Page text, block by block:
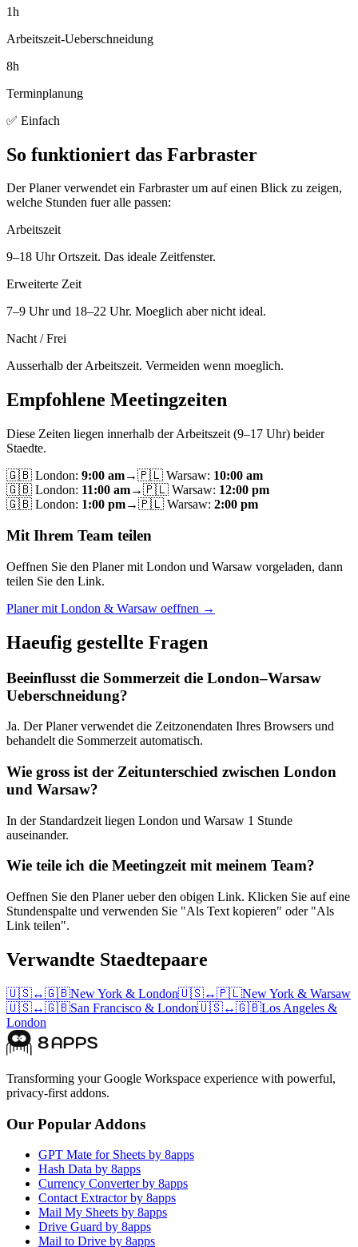
1h
Arbeitszeit-Ueberschneidung
8h
Terminplanung
✅ Einfach
So funktioniert das Farbraster
Der Planer verwendet ein Farbraster um auf einen Blick zu zeigen,
welche Stunden fuer alle passen:
Arbeitszeit
9–18 Uhr Ortszeit. Das ideale Zeitfenster.
Erweiterte Zeit
7–9 Uhr und 18–22 Uhr. Moeglich aber nicht ideal.
Nacht / Frei
Ausserhalb der Arbeitszeit. Vermeiden wenn moeglich.
Empfohlene Meetingzeiten
Diese Zeiten liegen innerhalb der Arbeitszeit (9–17 Uhr) beider
Staedte.
🇬🇧 London: 9:00 am→🇵🇱 Warsaw: 10:00 am
🇬🇧 London: 11:00 am→🇵🇱 Warsaw: 12:00 pm
🇬🇧 London: 1:00 pm→🇵🇱 Warsaw: 2:00 pm
Mit Ihrem Team teilen
Oeffnen Sie den Planer mit London und Warsaw vorgeladen, dann
teilen Sie den Link.
Planer mit London & Warsaw oeffnen →
Haeufig gestellte Fragen
Beeinflusst die Sommerzeit die London–Warsaw
Ueberschneidung?
Ja. Der Planer verwendet die Zeitzonendaten Ihres Browsers und
behandelt die Sommerzeit automatisch.
Wie gross ist der Zeitunterschied zwischen London
und Warsaw?
In der Standardzeit liegen London und Warsaw 1 Stunde
auseinander.
Wie teile ich die Meetingzeit mit meinem Team?
Oeffnen Sie den Planer ueber den obigen Link. Klicken Sie auf eine
Stundenspalte und verwenden Sie "Als Text kopieren" oder "Als
Link teilen".
Verwandte Staedtepaare
🇺🇸↔🇬🇧New York & London🇺🇸↔🇵🇱New York & Warsaw
🇺🇸↔🇬🇧San Francisco & London🇺🇸↔🇬🇧Los Angeles &
London
Transforming your Google Workspace experience with powerful,
privacy-first addons.
Our Popular Addons
GPT Mate for Sheets by 8apps
Hash Data by 8apps
Currency Converter by 8apps
Contact Extractor by 8apps
Mail My Sheets by 8apps
Drive Guard by 8apps
Mail to Drive by 8apps